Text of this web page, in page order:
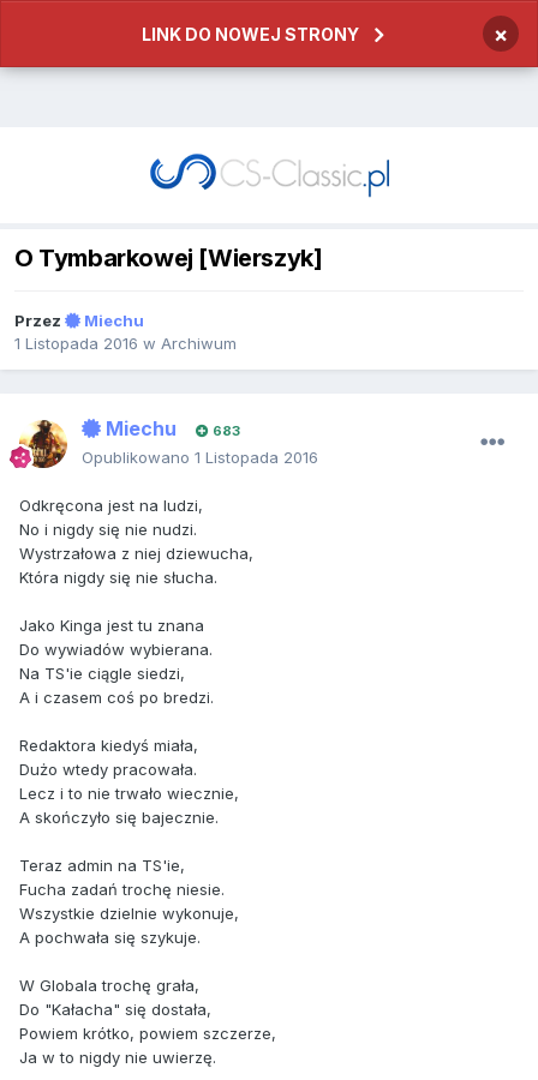
LINK DO NOWEJ STRONY ×
O Tymbarkowej [Wierszyk]
Przez
Miechu
1 Listopada 2016 w Archiwum
Miechu 683
Opublikowano 1 Listopada 2016
Odkręcona jest na ludzi,
No i nigdy się nie nudzi.
Wystrzałowa z niej dziewucha,
Która nigdy się nie słucha.
Jako Kinga jest tu znana
Do wywiadów wybierana.
Na TS'ie ciągle siedzi,
A i czasem coś po bredzi.
Redaktora kiedyś miała,
Dużo wtedy pracowała.
Lecz i to nie trwało wiecznie,
A skończyło się bajecznie.
Teraz admin na TS'ie,
Fucha zadań trochę niesie.
Wszystkie dzielnie wykonuje,
A pochwała się szykuje.
W Globala trochę grała,
Do "Kałacha" się dostała,
Powiem krótko, powiem szczerze,
Ja w to nigdy nie uwierzę.